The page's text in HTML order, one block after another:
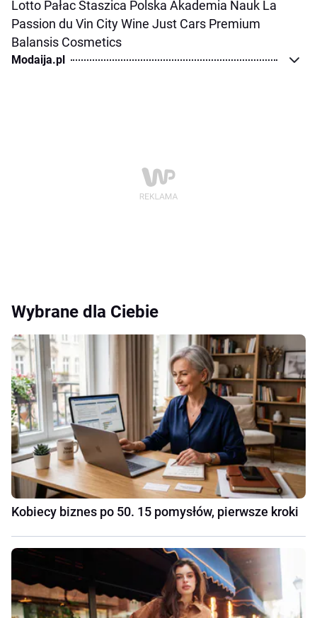
Lotto Pałac Staszica Polska Akademia Nauk La
Passion du Vin City Wine Just Cars Premium
Balansis Cosmetics
Modaija.pl
Wybrane dla Ciebie
Kobiecy biznes po 50. 15 pomysłów, pierwsze kroki